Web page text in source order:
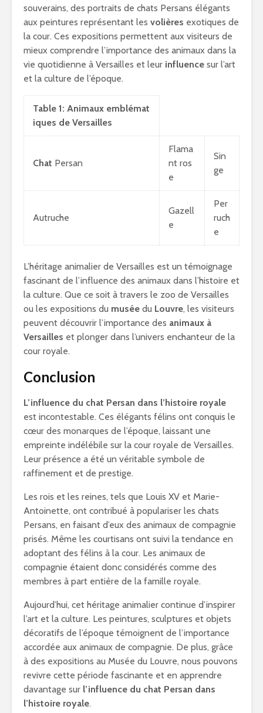
souverains, des portraits de chats Persans élégants
aux peintures représentant les volières exotiques de
la cour. Ces expositions permettent aux visiteurs de
mieux comprendre l’importance des animaux dans la
vie quotidienne à Versailles et leur influence sur l’art
et la culture de l’époque.
Table 1: Animaux emblémat
iques de Versailles
Chat Persan
Flama
nt ros
e
Sin
ge
Autruche
Gazell
e
Per
ruch
e
L’héritage animalier de Versailles est un témoignage
fascinant de l’influence des animaux dans l’histoire et
la culture. Que ce soit à travers le zoo de Versailles
ou les expositions du musée du Louvre, les visiteurs
peuvent découvrir l’importance des animaux à
Versailles et plonger dans l’univers enchanteur de la
cour royale.
Conclusion
L’influence du chat Persan dans l’histoire royale
est incontestable. Ces élégants félins ont conquis le
cœur des monarques de l’époque, laissant une
empreinte indélébile sur la cour royale de Versailles.
Leur présence a été un véritable symbole de
raffinement et de prestige.
Les rois et les reines, tels que Louis XV et Marie-
Antoinette, ont contribué à populariser les chats
Persans, en faisant d’eux des animaux de compagnie
prisés. Même les courtisans ont suivi la tendance en
adoptant des félins à la cour. Les animaux de
compagnie étaient donc considérés comme des
membres à part entière de la famille royale.
Aujourd’hui, cet héritage animalier continue d’inspirer
l’art et la culture. Les peintures, sculptures et objets
décoratifs de l’époque témoignent de l’importance
accordée aux animaux de compagnie. De plus, grâce
à des expositions au Musée du Louvre, nous pouvons
revivre cette période fascinante et en apprendre
davantage sur l’influence du chat Persan dans
l’histoire royale.